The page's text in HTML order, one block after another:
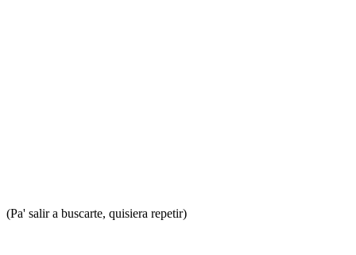
(Pa' salir a buscarte, quisiera repetir)